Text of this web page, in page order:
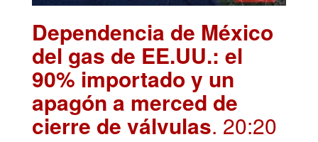
Dependencia de México
del gas de EE.UU.: el
90% importado y un
apagón a merced de
cierre de válvulas. 20:20